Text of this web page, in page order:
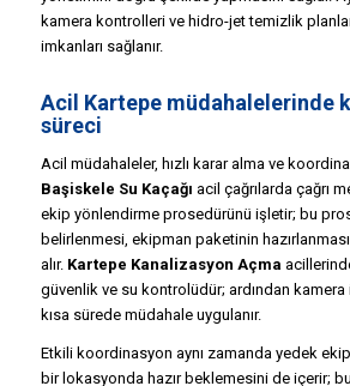
kamera kontrolleri ve hidro-jet temizlik
imkanları sağlanır.
Acil Kartepe müdahalelerinde
süreci
Acil müdahaleler, hızlı karar alma ve
Başiskele Su Kaçağı acil çağrılarda çağrı
ekip yönlendirme prosedürünü işletir; bu
belirlenmesi, ekipman paketinin
alır. Kartepe Kanalizasyon Açma
güvenlik ve su kontrolüdür; ardından kamera
kısa sürede müdahale uygulanır.
Etkili koordinasyon aynı zamanda yedek
bir lokasyonda hazır beklemesini de içerir;